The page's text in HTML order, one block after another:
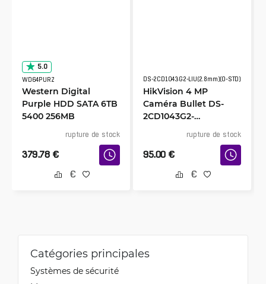
5.0
WD64PURZ
Western Digital
Purple HDD SATA 6TB
5400 256MB
rupture de stock
379.78 €
DS-2CD1043G2-LIU(2.8mm)(O-STD)
HikVision 4 MP
Caméra Bullet DS-
2CD1043G2-
rupture de stock
95.00 €
Catégories principales
Systèmes de sécurité